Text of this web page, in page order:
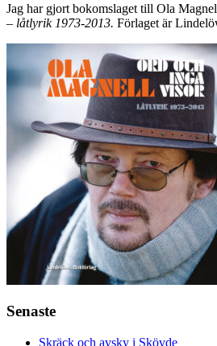
Jag har gjort bokomslaget till Ola
– låtlyrik 1973-2013. Förlaget är
Senaste
Skräck och avsky i Skövde